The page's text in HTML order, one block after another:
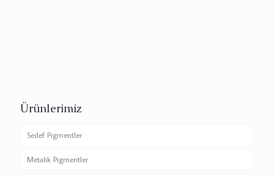
Ürünlerimiz
Sedef Pigmentler
Silver White Serisi
Metalik Pigmentler